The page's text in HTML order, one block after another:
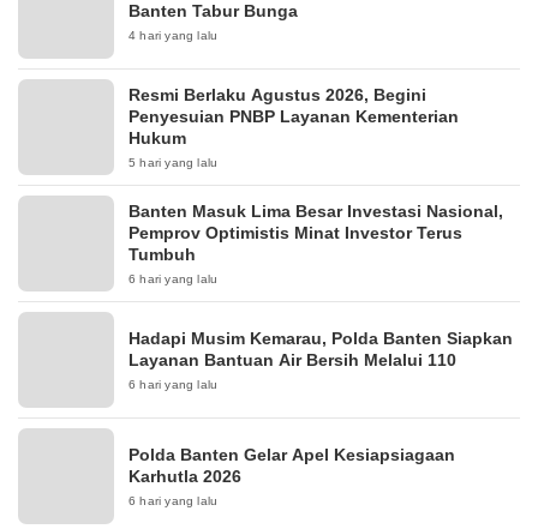
Banten Tabur Bunga
4 hari yang lalu
Resmi Berlaku Agustus 2026, Begini
Penyesuian PNBP Layanan Kementerian
Hukum
5 hari yang lalu
Banten Masuk Lima Besar Investasi Nasional,
Pemprov Optimistis Minat Investor Terus
Tumbuh
6 hari yang lalu
Hadapi Musim Kemarau, Polda Banten Siapkan
Layanan Bantuan Air Bersih Melalui 110
6 hari yang lalu
Polda Banten Gelar Apel Kesiapsiagaan
Karhutla 2026
6 hari yang lalu